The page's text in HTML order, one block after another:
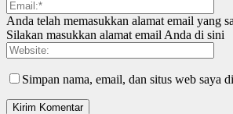
Anda telah memasukkan alamat email yang
Silakan masukkan alamat email Anda di sini
Simpan nama, email, dan situs web saya